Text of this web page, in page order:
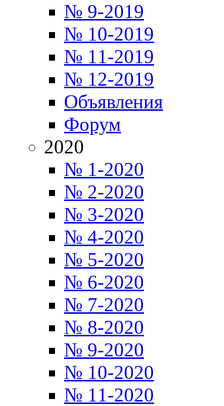
№ 9-2019
№ 10-2019
№ 11-2019
№ 12-2019
Объявления
Форум
2020
№ 1-2020
№ 2-2020
№ 3-2020
№ 4-2020
№ 5-2020
№ 6-2020
№ 7-2020
№ 8-2020
№ 9-2020
№ 10-2020
№ 11-2020